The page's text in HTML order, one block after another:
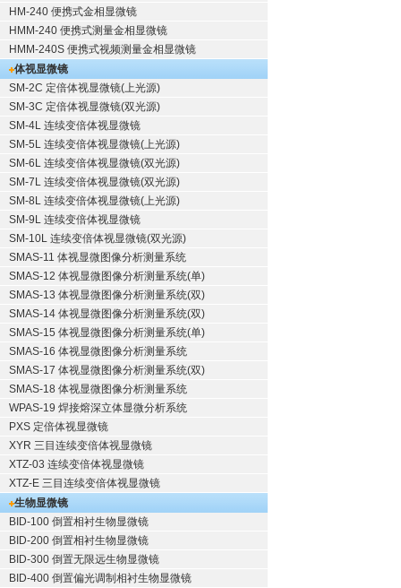
HM-240 便携式金相显微镜
HMM-240 便携式测量金相显微镜
HMM-240S 便携式视频测量金相显微镜
体视显微镜
SM-2C 定倍体视显微镜(上光源)
SM-3C 定倍体视显微镜(双光源)
SM-4L 连续变倍体视显微镜
SM-5L 连续变倍体视显微镜(上光源)
SM-6L 连续变倍体视显微镜(双光源)
SM-7L 连续变倍体视显微镜(双光源)
SM-8L 连续变倍体视显微镜(上光源)
SM-9L 连续变倍体视显微镜
SM-10L 连续变倍体视显微镜(双光源)
SMAS-11 体视显微图像分析测量系统
SMAS-12 体视显微图像分析测量系统(单)
SMAS-13 体视显微图像分析测量系统(双)
SMAS-14 体视显微图像分析测量系统(双)
SMAS-15 体视显微图像分析测量系统(单)
SMAS-16 体视显微图像分析测量系统
SMAS-17 体视显微图像分析测量系统(双)
SMAS-18 体视显微图像分析测量系统
WPAS-19 焊接熔深立体显微分析系统
PXS 定倍体视显微镜
XYR 三目连续变倍体视显微镜
XTZ-03 连续变倍体视显微镜
XTZ-E 三目连续变倍体视显微镜
生物显微镜
BID-100 倒置相衬生物显微镜
BID-200 倒置相衬生物显微镜
BID-300 倒置无限远生物显微镜
BID-400 倒置偏光调制相衬生物显微镜